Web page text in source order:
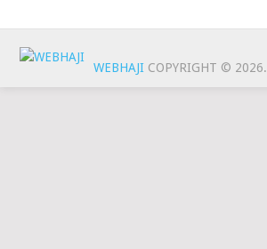
WEBHAJICOPYRIGHT © 2026.